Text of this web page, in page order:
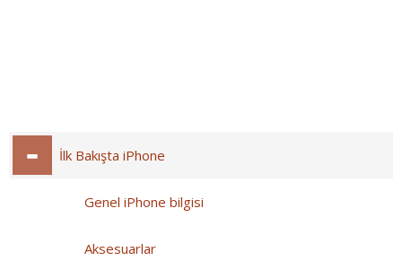
İlk Bakışta iPhone
Genel iPhone bilgisi
Aksesuarlar